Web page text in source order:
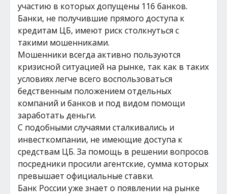
участию в которых допущены 116 банков.
Банки, не получившие прямого доступа к
кредитам ЦБ, имеют риск столкнуться с
такими мошенниками.
Мошенники всегда активно пользуются
кризисной ситуацией на рынке, так как в таких
условиях легче всего воспользоваться
бедственным положением отдельных
компаний и банков и под видом помощи
заработать деньги.
С подобными случаями сталкивались и
инвесткомпании, не имеющие доступа к
средствам ЦБ. За помощь в решении вопросов
посредники просили агентские, сумма которых
превышает официальные ставки.
Банк России уже знает о появлении на рынке